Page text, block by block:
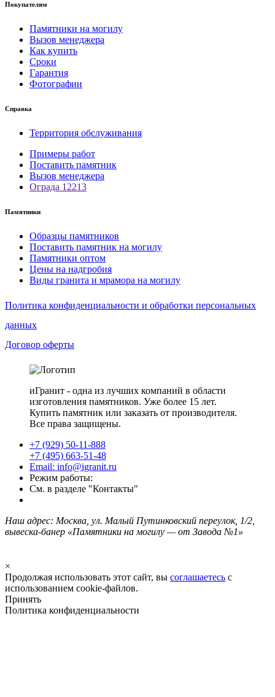
Покупателям
Памятники на могилу
Вызов менеджера
Как купить
Сроки
Гарантия
Фотографии
Справка
Территория обслуживания
Примеры работ
Поставить памятник
Вызов менеджера
Ограда 12213
Памятники
Образцы памятников
Поставить памятник на могилу
Памятники оптом
Цены на надгробия
Виды гранита и мрамора на могилу
Политика конфиденциальности и обработки персональных
данных
Договор оферты
иГранит - одна из лучших компаний в области
изготовления памятников. Уже более 15 лет.
Купить памятник или заказать от производителя.
Все права защищены.
+7 (929) 50-11-888
+7 (495) 663-51-48
Email: info@igranit.ru
Режим работы:
См. в разделе "Контакты"
Наш адрес: Москва, ул. Малый Путинковский переулок, 1/2,
вывеска-банер «Памятники на могилу — от Завода №1»
×
Продолжая использовать этот сайт, вы соглашаетесь с
использованием cookie-файлов.
Принять
Политика конфиденциальности